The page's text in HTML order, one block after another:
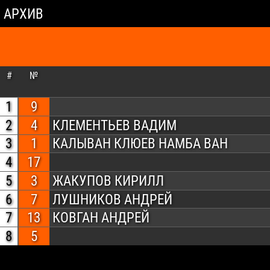
АРХИВ
# №
1 9
2
4 КЛЕМЕНТЬЕВ ВАДИМ
3
1 КАЛЫВАН КЛЮЕВ НАМБА ВАН
4
17
5
3 ЖАКУПОВ КИРИЛЛ
6
7 ЛУШНИКОВ АНДРЕЙ
7
13 КОВГАН АНДРЕЙ
8
5